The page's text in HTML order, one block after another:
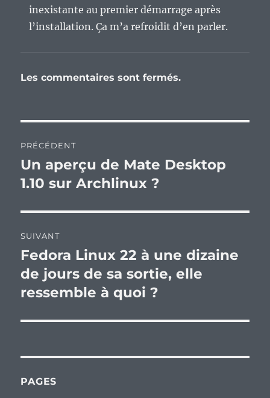
inexistante au premier démarrage après
l’installation. Ça m’a refroidit d’en parler.
Les commentaires sont fermés.
de
l’article
PRÉCÉDENT
Publication
précédente :
Un aperçu de Mate Desktop
1.10 sur Archlinux ?
SUIVANT
Publication
suivante :
Fedora Linux 22 à une dizaine
de jours de sa sortie, elle
ressemble à quoi ?
PAGES